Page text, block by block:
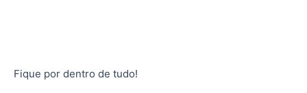
Fique por dentro de tudo!